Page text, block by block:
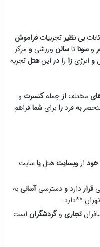
بی نظیرتجربیاتفراموش
وسوناتاسالن ورزشیو مرکز
و انرژیزا را دراینهتلتجربه
مختلفازجملهکنسرت و
بهفردرا برایشمافراهم
خود ازوبسایتهتلیاسایت
قرارداردودسترسیآسانیبه
تهران **دارد.
تجاری وگردشگران است.